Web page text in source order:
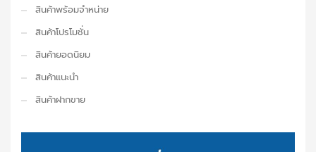
สินค้าพร้อมจำหน่าย
สินค้าโปรโมชั่น
สินค้ายอดนิยม
สินค้าแนะนำ
สินค้าฝากขาย